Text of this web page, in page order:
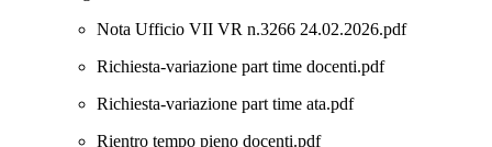
Nota Ufficio VII VR n.3266 24.02.2026.pdf
Richiesta-variazione part time docenti.pdf
Richiesta-variazione part time ata.pdf
Rientro tempo pieno docenti.pdf